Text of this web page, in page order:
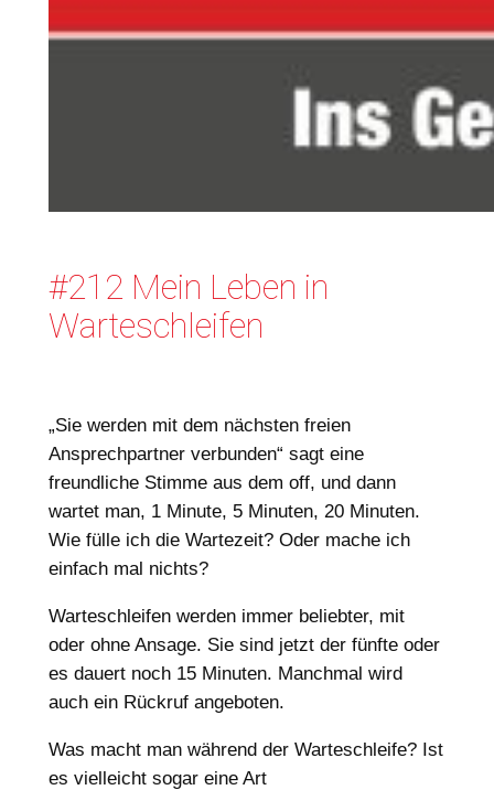
#212 Mein Leben in
Warteschleifen
„Sie werden mit dem nächsten freien
Ansprechpartner verbunden“ sagt eine
freundliche Stimme aus dem off, und dann
wartet man, 1 Minute, 5 Minuten, 20 Minuten.
Wie fülle ich die Wartezeit? Oder mache ich
einfach mal nichts?
Warteschleifen werden immer beliebter, mit
oder ohne Ansage. Sie sind jetzt der fünfte oder
es dauert noch 15 Minuten. Manchmal wird
auch ein Rückruf angeboten.
Was macht man während der Warteschleife? Ist
es vielleicht sogar eine Art